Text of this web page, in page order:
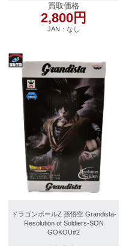
買取価格
2,800円
JAN：なし
ドラゴンボールZ 孫悟空 Grandista-
Resolution of Soldiers-SON
GOKOU#2